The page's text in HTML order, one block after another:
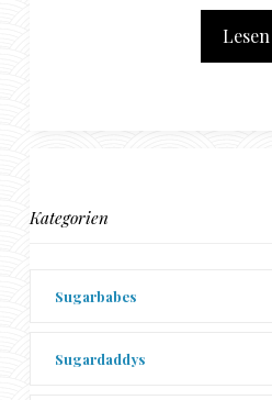
Lesen
Kategorien
Sugarbabes
Sugardaddys